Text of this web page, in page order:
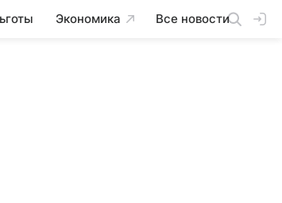
Экономика Все новости